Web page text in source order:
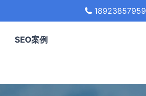
18923857959
SEO案例